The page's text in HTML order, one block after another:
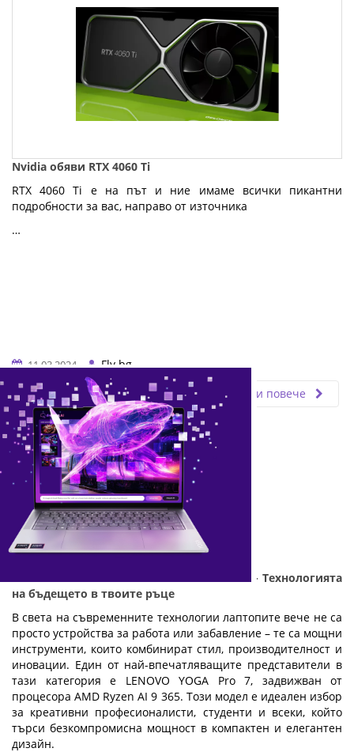
Nvidia обяви RTX 4060 Ti
RTX 4060 Ti е на път и ние имаме всички пикантни
подробности за вас, направо от източника
…
11.03.2024
Fly.bg
Прочети повече
LENOVO YOGA Pro 7 с AMD Ryzen AI 9 365 - Технологията
на бъдещето в твоите ръце
В света на съвременните технологии лаптопите вече не са
просто устройства за работа или забавление – те са мощни
инструменти, които комбинират стил, производителност и
иновации. Един от най-впечатляващите представители в
тази категория е LENOVO YOGA Pro 7, задвижван от
процесора AMD Ryzen AI 9 365. Този модел е идеален избор
за креативни професионалисти, студенти и всеки, който
търси безкомпромисна мощност в компактен и елегантен
дизайн.